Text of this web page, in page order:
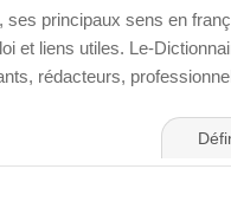
, ses principaux sens en
et liens utiles. Le-
rédacteurs,